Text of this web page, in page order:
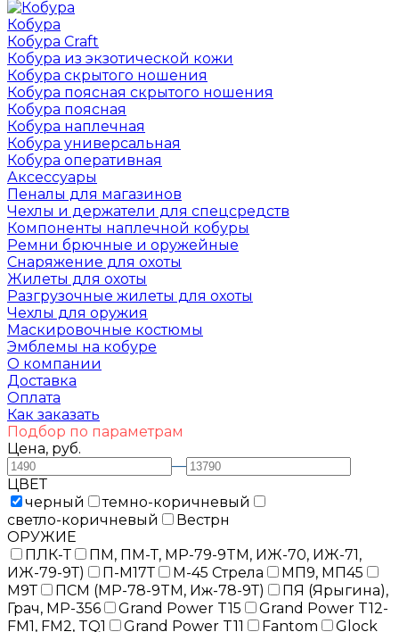
Кобура
Кобура Craft
Кобура из экзотической кожи
Кобура скрытого ношения
Кобура поясная скрытого ношения
Кобура поясная
Кобура наплечная
Кобура универсальная
Кобура оперативная
Аксессуары
Пеналы для магазинов
Чехлы и держатели для спецсредств
Компоненты наплечной кобуры
Ремни брючные и оружейные
Снаряжение для охоты
Жилеты для охоты
Разгрузочные жилеты для охоты
Чехлы для оружия
Маскировочные костюмы
Эмблемы на кобуре
О компании
Доставка
Оплата
Как заказать
Подбор по параметрам
Цена, руб.
—
ЦВЕТ
черный
темно-коричневый
светло-коричневый
Вестрн
ОРУЖИЕ
ПЛК-Т
ПМ, ПМ-Т, MP-79-9TM, ИЖ-70, ИЖ-71,
ИЖ-79-9Т)
П-М17Т М-45 Стрела
МП9, МП45
М9Т
ПСМ (MP-78-9TM, Иж-78-9Т)
ПЯ (Ярыгина),
Грач, МР-356
Grand Power T15
Grand Power T12-
FM1, FM2​, TQ1
Grand Power T11 Fantom
Glock